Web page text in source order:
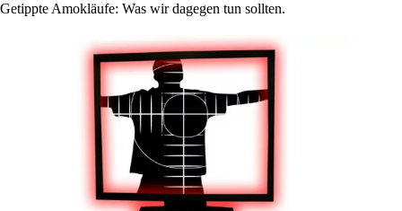
Getippte Amokläufe: Was wir dagegen tun sollten.